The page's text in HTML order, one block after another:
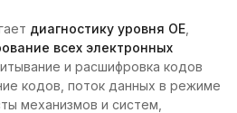
диагностику уровня OE
всех электронных
и расшифровка кодов
кодов, поток данных в режиме
механизмов и систем,